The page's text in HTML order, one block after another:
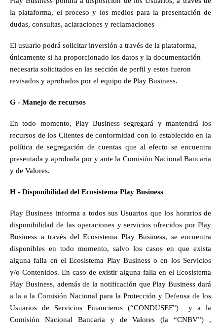
la plataforma, el proceso y los medios para la presentación de
dudas, consultas, aclaraciones y reclamaciones
El usuario podrá solicitar inversión a través de la plataforma,
únicamente si ha proporcionado los datos y la documentación
necesaria solicitados en las sección de perfil y estos fueron
revisados y aprobados por el equipo de Play Business.
G - Manejo de recursos
En todo momento, Play Business segregará y mantendrá los
recursos de los Clientes de conformidad con lo establecido en la
política de segregación de cuentas que al efecto se encuentra
presentada y aprobada por y ante la Comisión Nacional Bancaria
y de Valores.
H - Disponibilidad del Ecosistema Play Business
Play Business informa a todos sus Usuarios que los horarios de
disponibilidad de las operaciones y servicios ofrecidos por Play
Business a través del Ecosistema Play Business, se encuentra
disponibles en todo momento, salvo los casos en que exista
alguna falla en el Ecosistema Play Business o en los Servicios
y/o Contenidos. En caso de existir alguna falla en el Ecosistema
Play Business, además de la notificación que Play Business dará
a la a la Comisión Nacional para la Protección y Defensa de los
Usuarios de Servicios Financieros (“CONDUSEF”)  y a la
Comisión Nacional Bancaria y de Valores (la “CNBV”) ,